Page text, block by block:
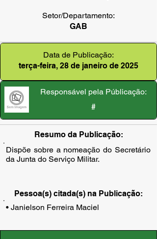
Setor/Departamento:
GAB
Data de Publicação:
terça-feira, 28 de janeiro de 2025
Responsável pela Públicação:
#
Resumo da Publicação:
Dispõe sobre a nomeação do Secretário
da Junta do Serviço Militar.
Pessoa(s) citada(s) na Publicação:
• Janielson Ferreira Maciel